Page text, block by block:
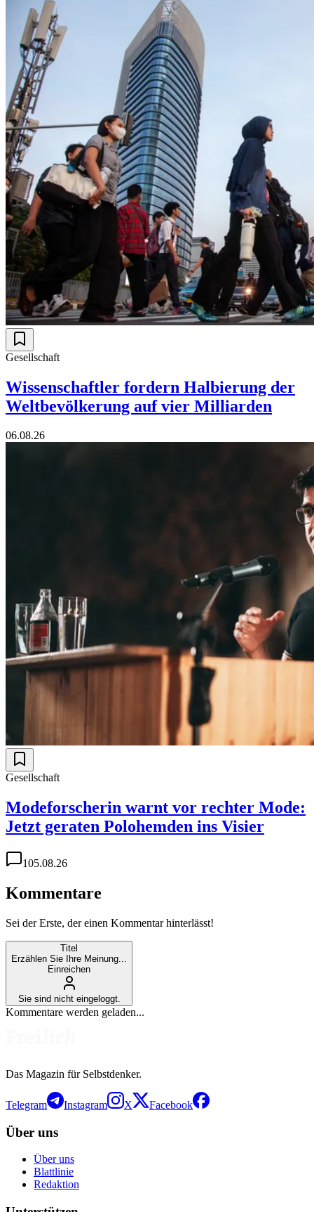
Gesellschaft
Wissenschaftler fordern Halbierung der
Weltbevölkerung auf vier Milliarden
06.08.26
Gesellschaft
Modeforscherin warnt vor rechter Mode:
Jetzt geraten Polohemden ins Visier
105.08.26
Kommentare
Sei der Erste, der einen Kommentar hinterlässt!
Titel
Erzählen Sie Ihre Meinung...
Einreichen
Sie sind nicht eingeloggt.
Kommentare werden geladen...
Das Magazin für Selbstdenker.
Telegram Instagram X Facebook
Über uns
Über uns
Blattlinie
Redaktion